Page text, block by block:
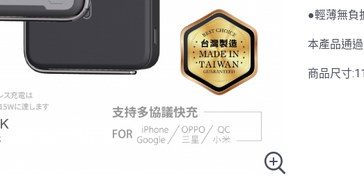
●輕薄無負
本產品通
商品尺寸